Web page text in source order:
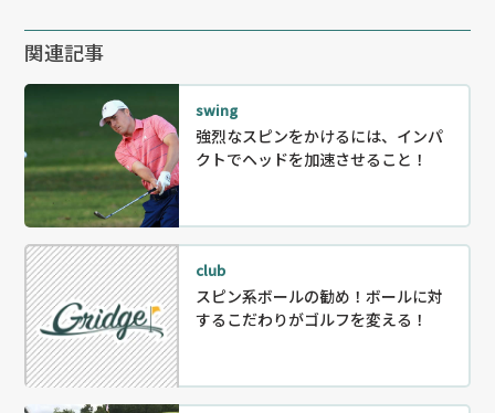
関連記事
swing
強烈なスピンをかけるには、インパ
クトでヘッドを加速させること！
club
スピン系ボールの勧め！ボールに対
するこだわりがゴルフを変える！